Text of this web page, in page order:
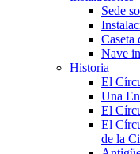
Sede
Caseta
Nave
Historia
El
Una
El
El
de la